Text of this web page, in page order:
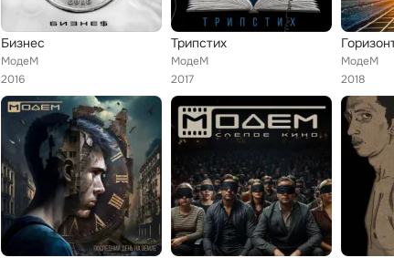
Бизнес
МодеМ
2016
Трипстих
МодеМ
2017
МодеМ
2018